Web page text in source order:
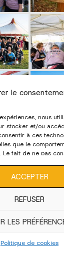
le
nous
stocker et/ou
à ces
que le
Le fait de ne pas
ACCEPTER
REFUSER
LES
Politique de cookies